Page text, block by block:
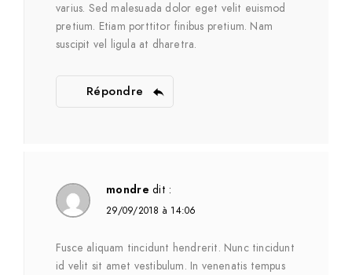
varius. Sed malesuada dolor eget velit euismod
pretium. Etiam porttitor finibus pretium. Nam
suscipit vel ligula at dharetra.
Répondre
mondre dit :
29/09/2018 à 14:06
Fusce aliquam tincidunt hendrerit. Nunc tincidunt
id velit sit amet vestibulum. In venenatis tempus